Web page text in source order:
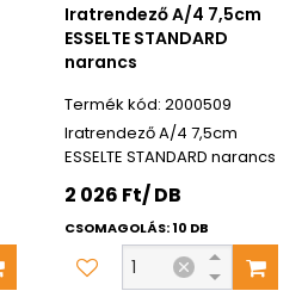
Iratrendező A/4 7,5cm
ESSELTE STANDARD
narancs
2000509
Iratrendező A/4 7,5cm
ESSELTE STANDARD narancs
2 026 Ft/ DB
CSOMAGOLÁS: 10 DB